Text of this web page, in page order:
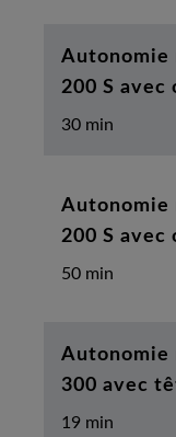
Autonomie
200 S avec
30 min
Autonomie
200 S avec
50 min
Autonomie
300 avec
19 min